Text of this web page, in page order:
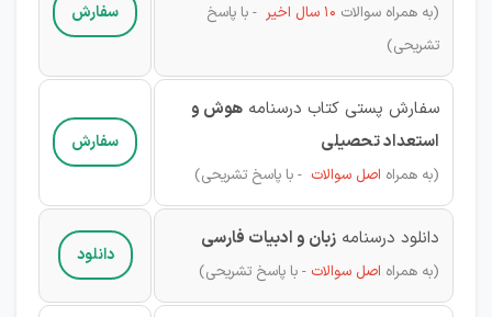
(به همراه سوالات 10 سال اخیر
- با پاسخ
تشریحی)
سفارش
سفارش پستی کتاب درسنامه هوش و
استعداد تحصیلی
(به همراه اصل سوالات - با پاسخ تشریحی)
سفارش
دانلود درسنامه زبان و ادبیات فارسی
(به همراه اصل سوالات - با پاسخ تشریحی)
دانلود